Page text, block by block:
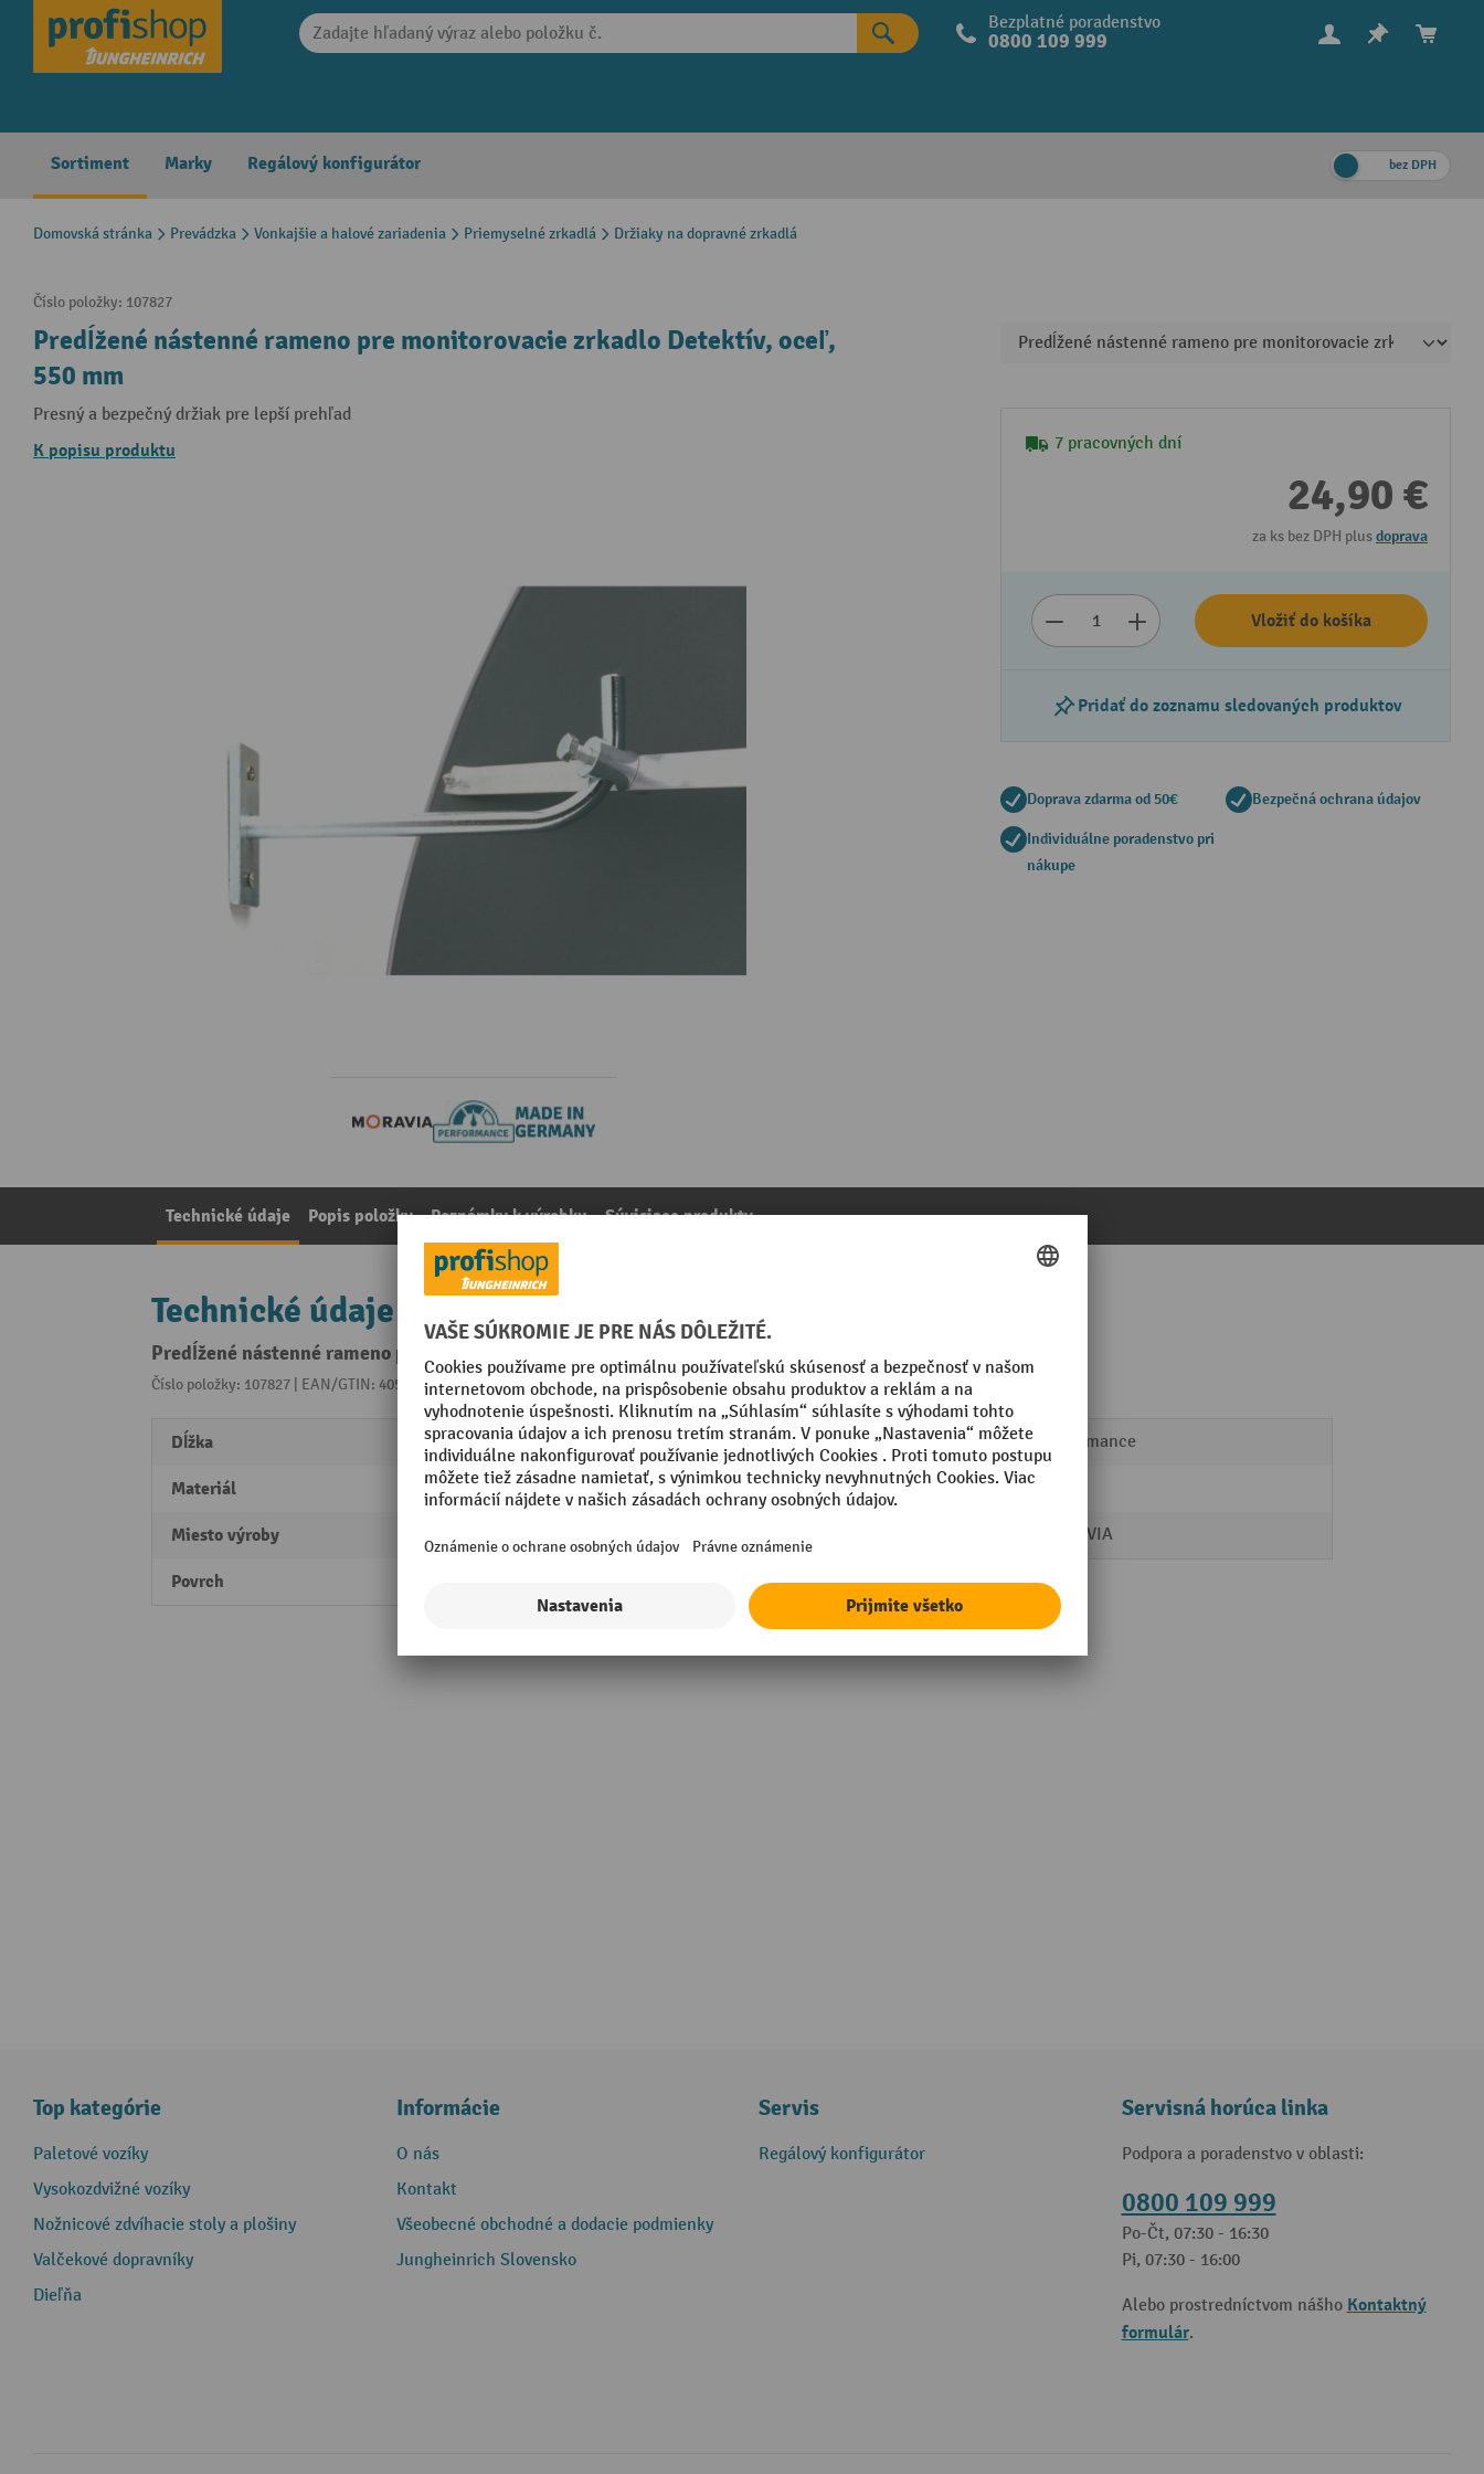
Skip to main navigation Bezplatné poradenstvo
0800 109 999
Sortiment Marky Regálový konfigurátor bez DPH
Domovská stránka Prevádzka Vonkajšie a halové zariadenia Priemyselné zrkadlá Držiaky na dopravné zrkadlá
Číslo položky: 107827
Predĺžené nástenné rameno pre monitorovacie zrkadlo Detektív, oceľ,
550 mm
Presný a bezpečný držiak pre lepší prehľad
K popisu produktu 7 pracovných dní
24,90 €
za ks bez DPH plusdoprava
Vložiť do košíka
Pridať do zoznamu sledovaných produktov
Doprava zdarma od 50€ Bezpečná ochrana údajov
Individuálne poradenstvo pri
nákupe
Technické údaje Popis položky Poznámky k výrobku Súvisiace produkty
Technické údaje
Predĺžené nástenné rameno pre monitorovacie zrkadlo Detektív, oceľ, 550 mm
Číslo položky: 107827 | EAN/GTIN: 4055381118635Z kategórie:Držiaky na dopravné zrkadlá
Dĺžka 550 mm
Materiál Oceľ
Miesto výroby Made in Germany
Povrch
Segmentu Performance
Vlastná hmotnosť
Značka MORAVIA
Top kategórie
Paletové vozíky
Vysokozdvižné vozíky
Nožnicové zdvíhacie stoly a plošiny
Valčekové dopravníky
Dieľňa
Informácie
O nás
Kontakt
Všeobecné obchodné a dodacie podmienky
Jungheinrich Slovensko
Servis
Regálový konfigurátor
Servisná horúca linka
Podpora a poradenstvo v oblasti:
0800 109 999
Po-Čt, 07:30 - 16:30
Pi, 07:30 - 16:00
Alebo prostredníctvom nášho Kontaktný
formulár.